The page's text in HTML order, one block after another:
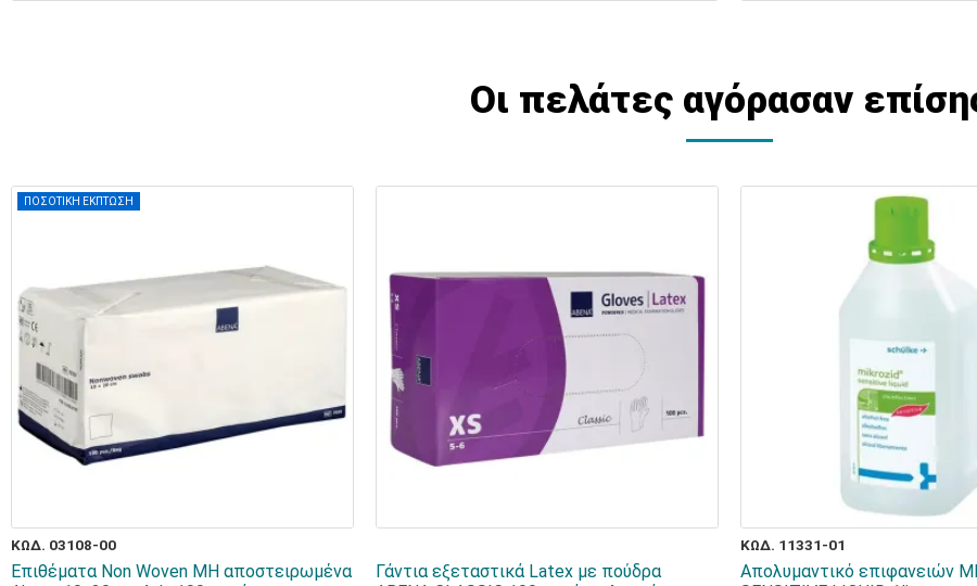
Οι πελάτες αγόρασαν
ΠΟΣΟΤΙΚΗ ΕΚΠΤΩΣΗ
ΚΩΔ. 03108-00
Επιθέματα Non Woven ΜΗ αποστειρωμένα
Γάντια εξεταστικά Latex με πούδρα
ΚΩΔ. 11331-01
Απολυμαντικό επιφανειών